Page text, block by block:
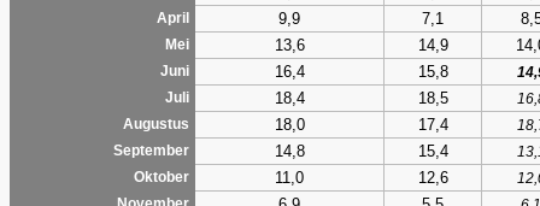
April 9,9 7,1
Mei 13,6 14,9
Juni 16,4 15,8
Juli
18,4 18,5
Augustus
18,0 17,4
September
14,8 15,4
Oktober
11,0 12,6